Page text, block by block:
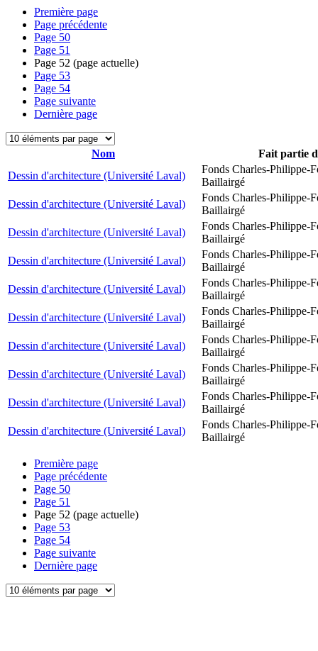
Première page
Page précédente
Page 50
Page 51
Page 52 (page actuelle)
Page 53
Page 54
Page suivante
Dernière page
Nom
Fait partie
Dessin d'architecture (Université Laval)
Fonds Charles-Philippe-
Baillairgé
Dessin d'architecture (Université Laval)
Fonds Charles-Philippe-
Baillairgé
Dessin d'architecture (Université Laval)
Fonds Charles-Philippe-
Baillairgé
Dessin d'architecture (Université Laval)
Fonds Charles-Philippe-
Baillairgé
Dessin d'architecture (Université Laval)
Fonds Charles-Philippe-
Baillairgé
Dessin d'architecture (Université Laval)
Fonds Charles-Philippe-
Baillairgé
Dessin d'architecture (Université Laval)
Fonds Charles-Philippe-
Baillairgé
Dessin d'architecture (Université Laval)
Fonds Charles-Philippe-
Baillairgé
Dessin d'architecture (Université Laval)
Fonds Charles-Philippe-
Baillairgé
Dessin d'architecture (Université Laval)
Fonds Charles-Philippe-
Baillairgé
Première page
Page précédente
Page 50
Page 51
Page 52 (page actuelle)
Page 53
Page 54
Page suivante
Dernière page